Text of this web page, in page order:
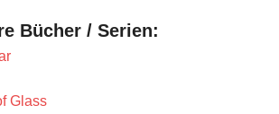
Bücher / Serien:
Glass